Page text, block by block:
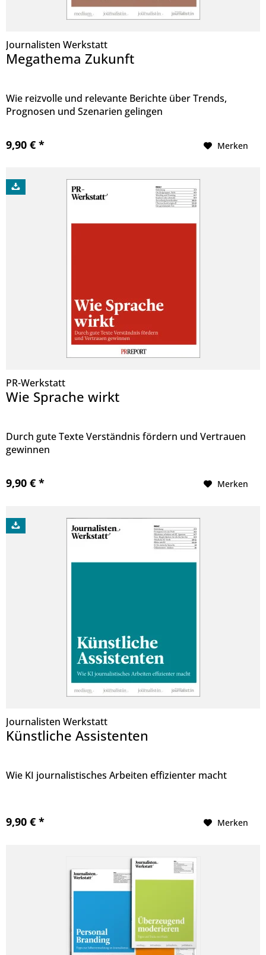
Journalisten Werkstatt
Megathema Zukunft
Wie reizvolle und relevante Berichte über Trends,
Prognosen und Szenarien gelingen
9,90 € * Merken
PR-Werkstatt
Wie Sprache wirkt
Durch gute Texte Verständnis fördern und Vertrauen
gewinnen
9,90 € * Merken
Journalisten Werkstatt
Künstliche Assistenten
Wie KI journalistisches Arbeiten effizienter macht
9,90 € * Merken